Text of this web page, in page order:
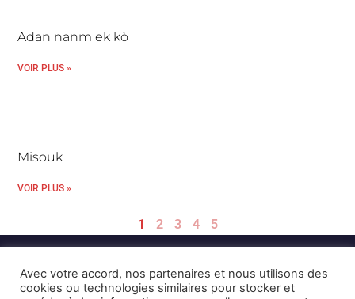
Adan nanm ek kò
VOIR PLUS »
Misouk
VOIR PLUS »
1 2 3 4 5
Avec votre accord, nos partenaires et nous utilisons des
cookies ou technologies similaires pour stocker et